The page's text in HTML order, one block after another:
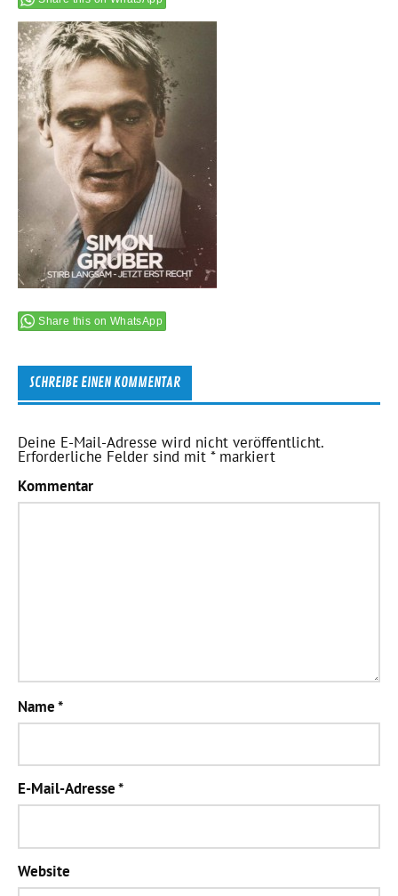
Share this on WhatsApp
SCHREIBE EINEN KOMMENTAR
Deine E-Mail-Adresse wird nicht veröffentlicht.
Erforderliche Felder sind mit*markiert
Kommentar
Name*
E-Mail-Adresse*
Website